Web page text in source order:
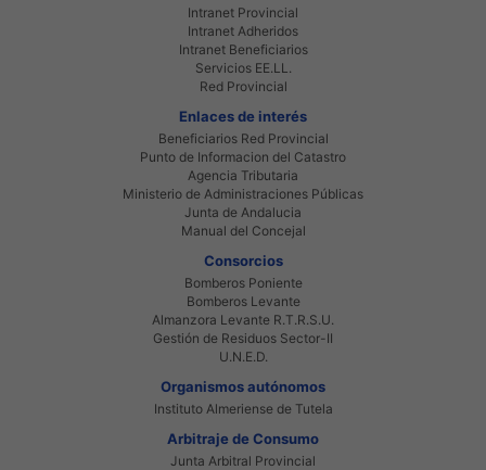
Intranet Provincial
Intranet Adheridos
Intranet Beneficiarios
Servicios EE.LL.
Red Provincial
Enlaces de interés
Beneficiarios Red Provincial
Punto de Informacion del Catastro
Agencia Tributaria
Ministerio de Administraciones Públicas
Junta de Andalucia
Manual del Concejal
Consorcios
Bomberos Poniente
Bomberos Levante
Almanzora Levante R.T.R.S.U.
Gestión de Residuos Sector-II
U.N.E.D.
Organismos autónomos
Instituto Almeriense de Tutela
Arbitraje de Consumo
Junta Arbitral Provincial